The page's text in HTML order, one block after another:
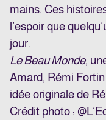
mains. Ces
l’espoir que
jour.
Le Beau Monde,
Amard, Rémi
idée originale de
Crédit photo :